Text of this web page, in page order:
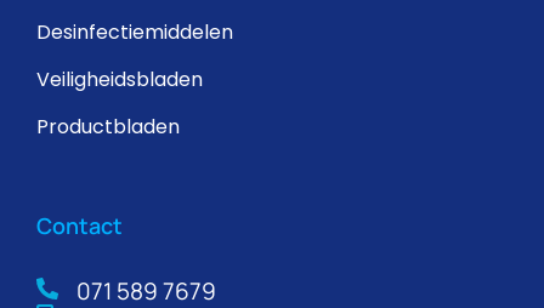
Desinfectiemiddelen
Veiligheidsbladen
Productbladen
Contact
071 589 7679